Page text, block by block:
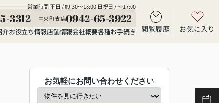
営業時間 平日 / 09:30～18:00 日祝日 / ～17:00
3312 中央町支店0942-65-3922
介お役立ち情報店舗情報会社概要各種お手続き 閲覧履歴 お気に入り
お気軽にお問い合わせください